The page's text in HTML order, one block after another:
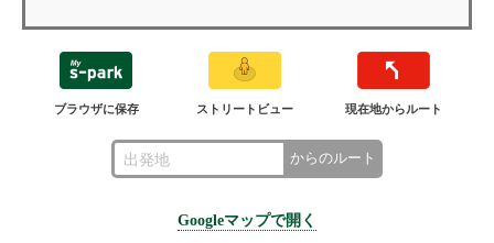
ブラウザに保存 ストリートビュー 現在地からルート
からのルート
Googleマップで開く